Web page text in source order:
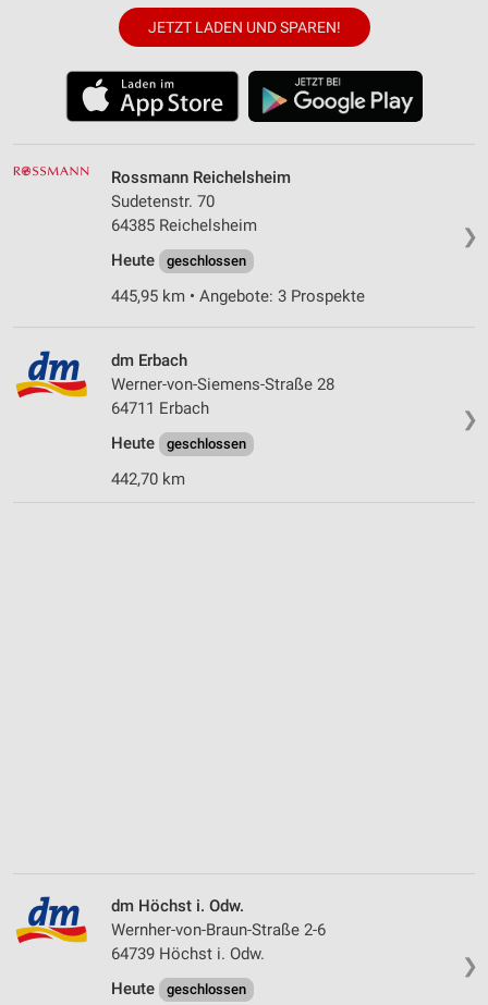
JETZT LADEN UND SPAREN!
❯
Rossmann Reichelsheim
Sudetenstr. 70
64385 Reichelsheim
Heute
geschlossen
445,95 km • Angebote: 3 Prospekte
❯
dm Erbach
Werner-von-Siemens-Straße 28
64711 Erbach
Heute
geschlossen
442,70 km
❯
dm Höchst i. Odw.
Wernher-von-Braun-Straße 2-6
64739 Höchst i. Odw.
Heute
geschlossen